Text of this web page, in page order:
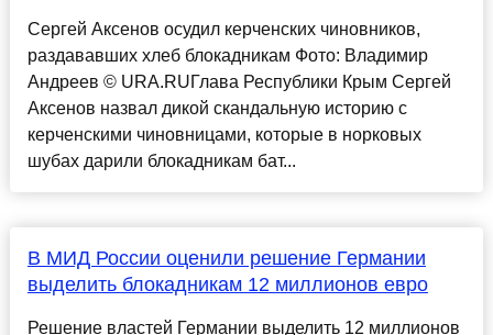
Сергей Аксенов осудил керченских чиновников,
раздававших хлеб блокадникам Фото: Владимир
Андреев © URA.RUГлава Республики Крым Сергей
Аксенов назвал дикой скандальную историю с
керченскими чиновницами, которые в норковых
шубах дарили блокадникам бат...
В МИД России оценили решение Германии
выделить блокадникам 12 миллионов евро
Решение властей Германии выделить 12 миллионов